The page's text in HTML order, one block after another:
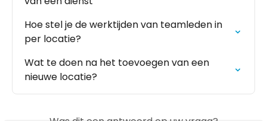
Hoe stel je de werktijden van teamleden in
per locatie?
Wat te doen na het toevoegen van een
nieuwe locatie?